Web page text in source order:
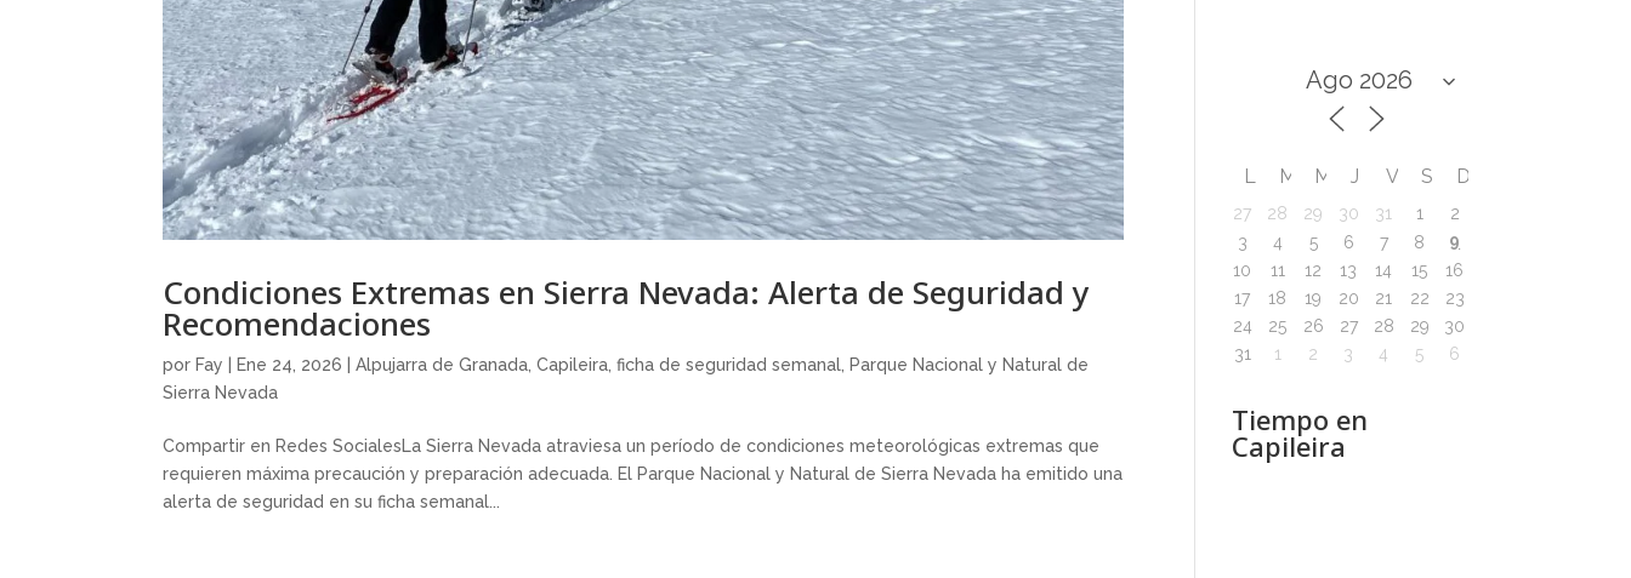
Condiciones Extremas en Sierra Nevada: Alerta de Seguridad y
Recomendaciones
por Fay Ene 24, 2026 |Alpujarra de Granada ,Capileira ,ficha de seguridad semanal Parque Nacional y Natural de
Sierra Nevada
Compartir en Redes SocialesLa Sierra Nevada atraviesa un período de condiciones meteorológicas extremas que
requieren máxima precaución y preparación adecuada. El Parque Nacional y Natural de Sierra Nevada ha emitido una
alerta de seguridad en su ficha semanal...
L M M J V S D
27 28 29 30 31 1
2
3
4 5 6 7 8
9
10
11 12 13 14 15
16
17
18 19 20 21 22
23
24
25 26 27 28 29
30
31
1 2 3 4 5 6
Tiempo en
Capileira